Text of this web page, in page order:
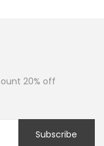
20% off